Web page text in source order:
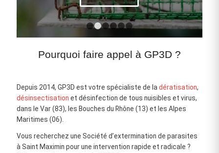
1 2 3 4 5 6
Pourquoi faire appel à GP3D ?
Depuis 2014, GP3D est votre spécialiste de ladératisation,
désinsectisation et désinfection de tous nuisibles et virus,
dans le Var (83), les Bouches du Rhône (13) et les Alpes
Maritimes (06).
Vous recherchez une Société d’extermination de parasites
à Saint Maximin pour une intervention rapide et radicale ?